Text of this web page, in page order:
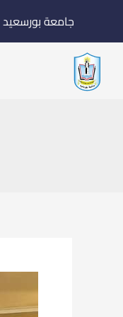
إلى
المحتوى
جامعة بورسعيد